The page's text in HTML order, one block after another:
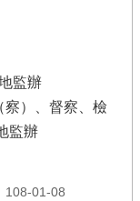
監辦
察）、督察、檢
監辦
108-01-08